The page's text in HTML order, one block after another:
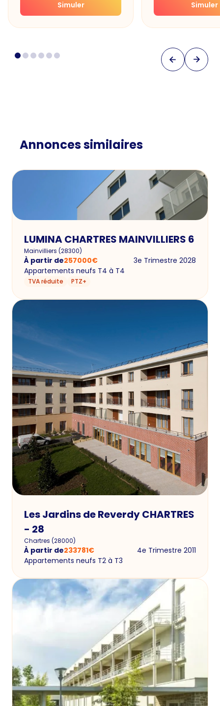
Simuler Simuler
Annonces similaires
LUMINA CHARTRES MAINVILLIERS 6
Mainvilliers (28300)
À partir de257000€
3e Trimestre 2028
Appartements neufs T4 à T4
TVA réduite PTZ+
Les Jardins de Reverdy CHARTRES
- 28
Chartres (28000)
À partir de233781€
4e Trimestre 2011
Appartements neufs T2 à T3